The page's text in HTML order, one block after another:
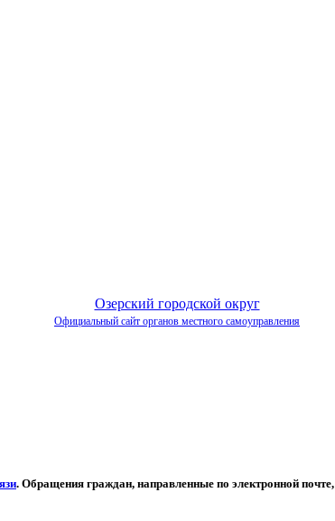
Озерский городской округ
Официальный сайт органов местного самоуправления
. Обращения граждан, направленные по электронной почте,